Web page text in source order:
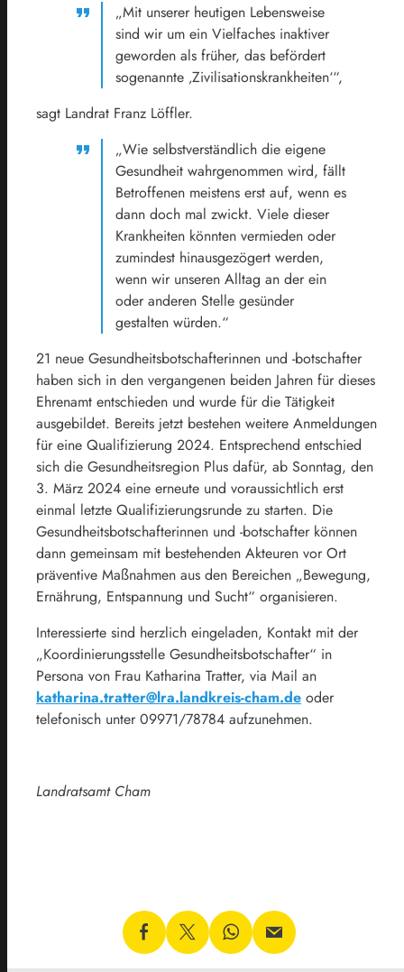
„Mit unserer heutigen Lebensweise
sind wir um ein Vielfaches inaktiver
geworden als früher, das befördert
sogenannte ‚Zivilisationskrankheiten‘“,
sagt Landrat Franz Löffler.
„Wie selbstverständlich die eigene
Gesundheit wahrgenommen wird, fällt
Betroffenen meistens erst auf, wenn es
dann doch mal zwickt. Viele dieser
Krankheiten könnten vermieden oder
zumindest hinausgezögert werden,
wenn wir unseren Alltag an der ein
oder anderen Stelle gesünder
gestalten würden.“
21 neue Gesundheitsbotschafterinnen und -botschafter
haben sich in den vergangenen beiden Jahren für dieses
Ehrenamt entschieden und wurde für die Tätigkeit
ausgebildet. Bereits jetzt bestehen weitere Anmeldungen
für eine Qualifizierung 2024. Entsprechend entschied
sich die Gesundheitsregion Plus dafür, ab Sonntag, den
3. März 2024 eine erneute und voraussichtlich erst
einmal letzte Qualifizierungsrunde zu starten. Die
Gesundheitsbotschafterinnen und -botschafter können
dann gemeinsam mit bestehenden Akteuren vor Ort
präventive Maßnahmen aus den Bereichen „Bewegung,
Ernährung, Entspannung und Sucht“ organisieren.
Interessierte sind herzlich eingeladen, Kontakt mit der
„Koordinierungsstelle Gesundheitsbotschafter“ in
Persona von Frau Katharina Tratter, via Mail an
katharina.tratter@lra.landkreis-cham.de oder
telefonisch unter 09971/78784 aufzunehmen.
Landratsamt Cham